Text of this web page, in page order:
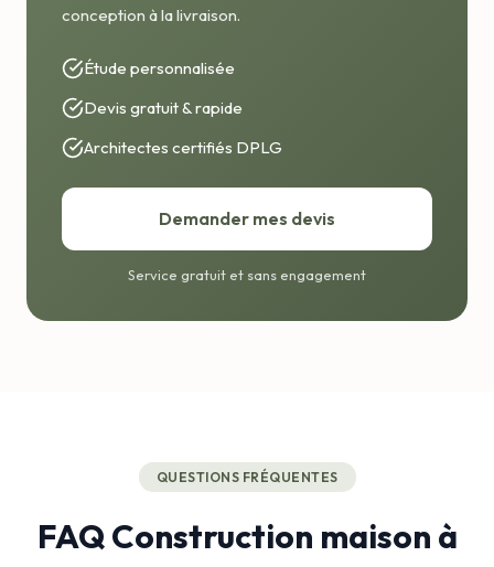
conception à la livraison.
Étude personnalisée
Devis gratuit & rapide
Architectes certifiés DPLG
Demander mes devis
Service gratuit et sans engagement
QUESTIONS FRÉQUENTES
FAQ Construction maison à